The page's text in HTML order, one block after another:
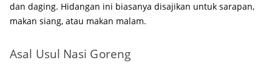
dan daging. Hidangan ini biasanya disajikan untuk sarapan,
makan siang, atau makan malam.
Asal Usul Nasi Goreng